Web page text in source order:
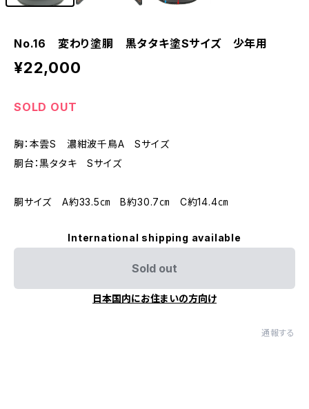
No.16 変わり塗胴 黒タタキ塗Sサイズ 少年用
¥22,000
SOLD OUT
胸：本雲S 濃紺波千鳥A Sサイズ
胴台：黒タタキ Sサイズ
胴サイズ A約33.5㎝ B約30.7㎝ C約14.4㎝
International shipping available
Sold out
日本国内にお住まいの方向け
通報する